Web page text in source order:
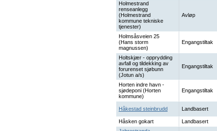
Holmestrand
renseanlegg
(Holmestrand
kommune tekniske
tjenester)
Avløp
Holmsåsveien 25
(Hans storm
magnussen)
Engangstiltak
Holtskjær - opprydding
avfall og tildekking av
forurenset sjøbunn
(Jotun a/s)
Engangstiltak
Horten indre havn -
sjødeponi (Horten
kommune)
Engangstiltak
Håkestad steinbrudd Landbasert
Håsken gokart
Landbasert